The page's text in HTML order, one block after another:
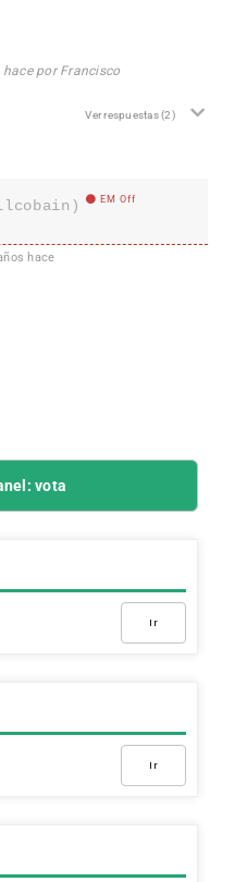
por Francisco
Ver respuestas(2)
EM Off
hace
vota
Ir
Ir